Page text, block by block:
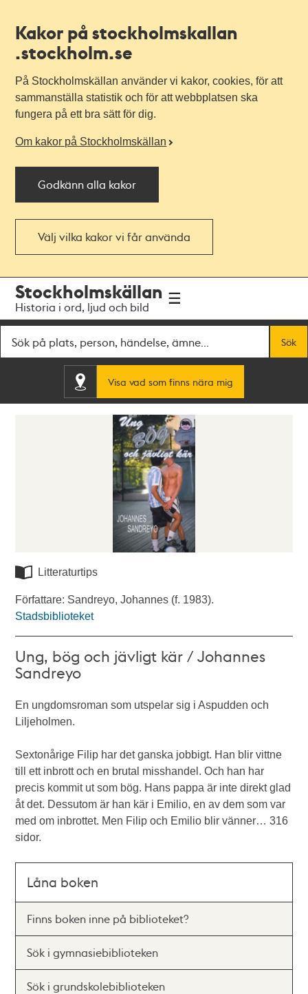
Kakor på stockholmskallan
.stockholm.se
På Stockholmskällan använder vi kakor, cookies, för att
sammanställa statistik och för att webbplatsen ska
fungera på ett bra sätt för dig.
Om kakor på Stockholmskällan
Godkänn alla kakor
Välj vilka kakor vi får använda
navigationen
huvudinnehållet
Stockholmskällan
Historia i ord, ljud och bild
Sök
Visa vad som finns nära mig
Litteraturtips
Författare: Sandreyo, Johannes (f. 1983).
Stadsbiblioteket
Ung, bög och jävligt kär / Johannes
Sandreyo
En ungdomsroman som utspelar sig i Aspudden och
Liljeholmen.
Sextonårige Filip har det ganska jobbigt. Han blir vittne
till ett inbrott och en brutal misshandel. Och han har
precis kommit ut som bög. Hans pappa är inte direkt glad
åt det. Dessutom är han kär i Emilio, en av dem som var
med om inbrottet. Men Filip och Emilio blir vänner… 316
sidor.
Låna boken
Finns boken inne på biblioteket?
Sök i gymnasiebiblioteken
Sök i grundskolebiblioteken